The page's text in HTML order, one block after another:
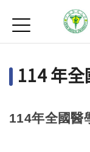
首頁
簡介
114 年
114年全國醫